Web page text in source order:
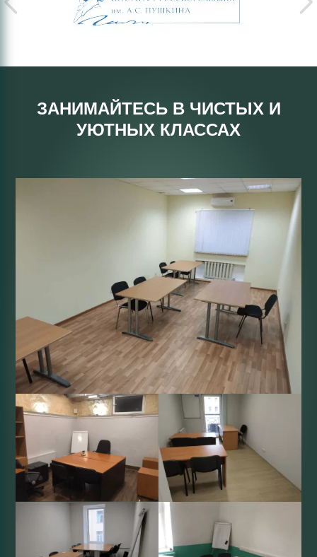
ЗАНИМАЙТЕСЬ В ЧИСТЫХ И
УЮТНЫХ КЛАССАХ